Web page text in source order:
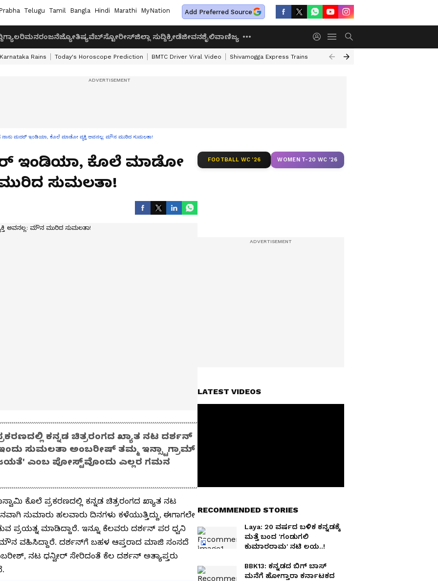
Telugu Tamil Bangla Hindi Marathi MyNation Add Preferred Source
ಗ್ಯಾಲರಿಮನರಂಜನೆಜ್ಯೋತಿಷ್ಯವೆಬ್‌ಸ್ಟೋರೀಸ್ಜಿಲ್ಲಾ ಸುದ್ದಿಕ್ರೀಡೆಜೀವನಶೈಲಿವಾಣಿಜ್ಯ
Karnataka Rains Today's Horoscope Prediction BMTC Driver Viral Video Shivamogga Express Trains Airtel Prepaid Plan
ನಾನು ಮದರ್ ಇಂಡಿಯಾ, ಕೊಲೆ ಮಾಡೋ ವ್ಯಕ್ತಿ ಅವನಲ್ಲ: ಮೌನ ಮುರಿದ ಸುಮಲತಾ!
ಇಂಡಿಯಾ, ಕೊಲೆ ಮಾಡೋ
ಸುಮಲತಾ!
ಕನ್ನಡ ಚಿತ್ರರಂಗದ ಖ್ಯಾತ ನಟ ದರ್ಶನ್‌
ಸುಮಲತಾ ಅಂಬರೀಷ್‌ ತಮ್ಮ ಇನ್ಸ್ಟಾಗ್ರಾಮ್‌
ಎಂಬ ಪೋಸ್ಟ್‌ವೊಂದು ಎಲ್ಲರ ಗಮನ
ಕೊಲೆ ಪ್ರಕರಣದಲ್ಲಿ ಕನ್ನಡ ಚಿತ್ರರಂಗದ ಖ್ಯಾತ ನಟ
ಸುಮಾರು ಹಲವಾರು ದಿನಗಳು ಕಳೆಯುತ್ತಿದ್ದು, ಈಗಾಗಲೇ
ಪ್ರಯತ್ನ ಮಾಡಿದ್ದಾರೆ. ಇನ್ನೂ ಕೆಲವರು ದರ್ಶನ್‌ ಪರ ಧ್ವನಿ
ಮೌನ ವಹಿಸಿದ್ದಾರೆ. ದರ್ಶನ್‌ಗೆ ಬಹಳ ಆಪ್ತರಾದ ಮಾಜಿ ಸಂಸದೆ
ನಟ ಧನ್ವೀರ್ ಸೇರಿದಂತೆ ಕೆಲ ದರ್ಶನ್‌ ಅತ್ಯಾಪ್ತರು
FOOTBALL WC '26 WOMEN T-20 WC '26
LATEST VIDEOS
RECOMMENDED STORIES
Laya: 20 ವರ್ಷದ ಬಳಿಕ ಕನ್ನಡಕ್ಕೆ
ಮತ್ತೆ ಬಂದ 'ಗಂಡುಗಲಿ
ಕುಮಾರರಾಮ' ನಟಿ ಲಯ..!
BBK13: ಕನ್ನಡದ ಬಿಗ್‌ ಬಾಸ್
ಮನೆಗೆ ಹೋಗ್ತಾರಾ ಕರ್ನಾಟಕದ